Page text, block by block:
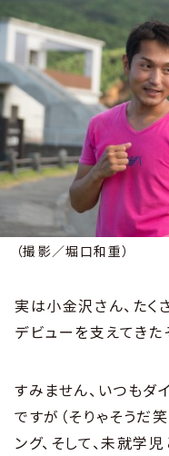
（撮影／堀口和重）
実は小金沢さん、たく
デビューを支えてきた
すみません、いつもダ
ですが（そりゃそうだ
ング、そして、未就学